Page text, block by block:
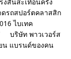
รถสปอร์ตคลาสสิก
ไบเทค
บริษัท พาวเวอร์ส
น แบรนด์ของคน